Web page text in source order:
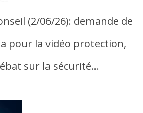
(2/06/26): demande de
pour la vidéo protection,
sur la sécurité…